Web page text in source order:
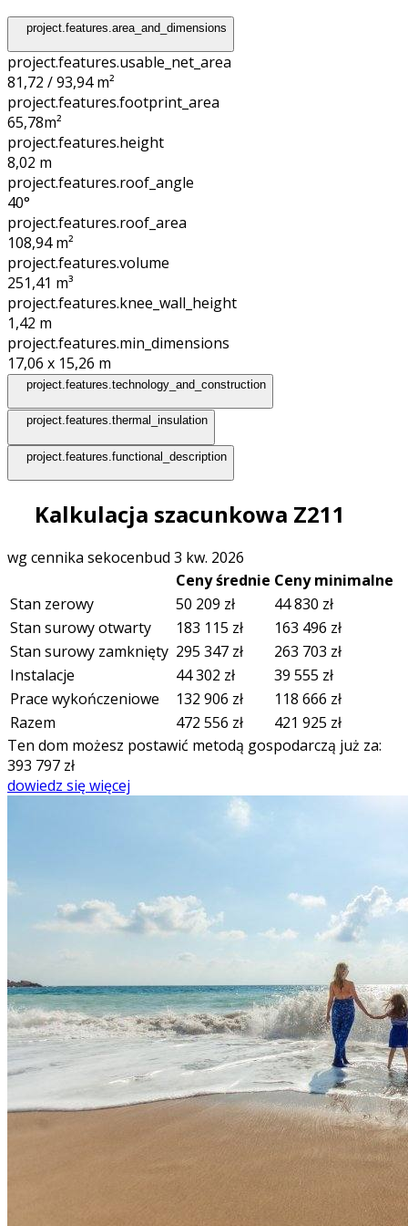
project.features.area_and_dimensions
project.features.usable_net_area
81,72 / 93,94 m²
project.features.footprint_area
65,78m²
project.features.height
8,02 m
project.features.roof_angle
40°
project.features.roof_area
108,94m²
project.features.volume
251,41 m³
project.features.knee_wall_height
1,42 m
project.features.min_dimensions
17,06 x 15,26 m
project.features.technology_and_construction
project.features.thermal_insulation
project.features.functional_description
Kalkulacja szacunkowa Z211
wg cennika sekocenbud 3 kw. 2026
Ceny średnie Ceny minimalne
Stan zerowy
50 209 zł 44 830 zł
Stan surowy otwarty
183 115 zł 163 496 zł
Stan surowy zamknięty 295 347 zł 263 703 zł
Instalacje
44 302 zł 39 555 zł
Prace wykończeniowe
132 906 zł 118 666 zł
Razem
472 556 zł 421 925 zł
Ten dom możesz postawić metodą gospodarczą już za:
393 797 zł
dowiedz się więcej